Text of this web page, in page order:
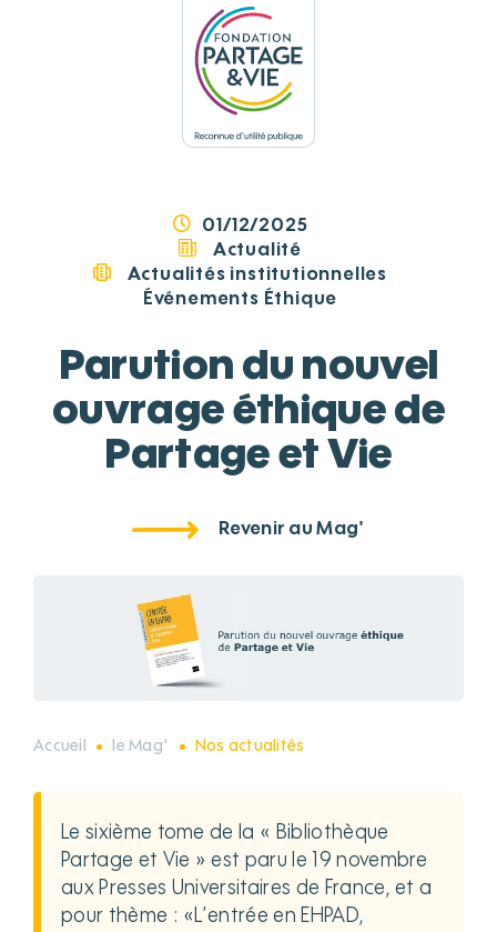
01/12/2025
Actualité
Actualités institutionnelles
Événements Éthique
Parution du nouvel
ouvrage éthique de
Partage et Vie
Revenir au Mag'
Accueil le Mag' Nos actualités
Le sixième tome de la « Bibliothèque
Partage et Vie » est paru le 19 novembre
aux Presses Universitaires de France, et a
pour thème : «L’entrée en EHPAD,
Panneau de gestion des cookies